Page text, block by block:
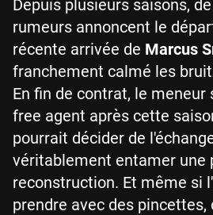
Depuis plusieurs saisons,
rumeurs annoncent le
récente arrivée de Marcus
franchement calmé les
En fin de contrat, le
free agent après cette
pourrait décider de
véritablement entamer une
reconstruction. Et même si
prendre avec des pincettes,